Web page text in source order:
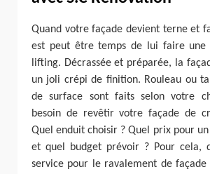
Quand votre façade devient terne et
est peut être temps de lui faire une
lifting. Décrassée et préparée, la
un joli crépi de finition. Rouleau ou
de surface sont faits selon votre
besoin de revêtir votre façade de
Quel enduit choisir ? Quel prix pour
et quel budget prévoir ? Pour cela,
service pour le ravalement de